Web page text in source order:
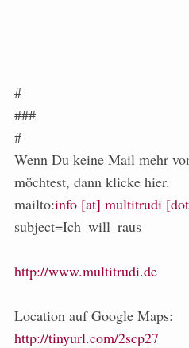
#
###
#
Wenn Du keine Mail mehr
möchtest, dann klicke hier.
mailto:info [at] multitrudi
subject=Ich_will_raus
http://www.multitrudi.de
Location auf Google Maps:
http://tinyurl.com/2scp27